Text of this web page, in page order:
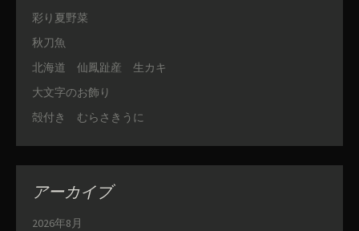
彩り夏野菜
秋刀魚
北海道 仙鳳趾産 生カキ
大文字のお飾り
殻付き むらさきうに
アーカイブ
2026年8月